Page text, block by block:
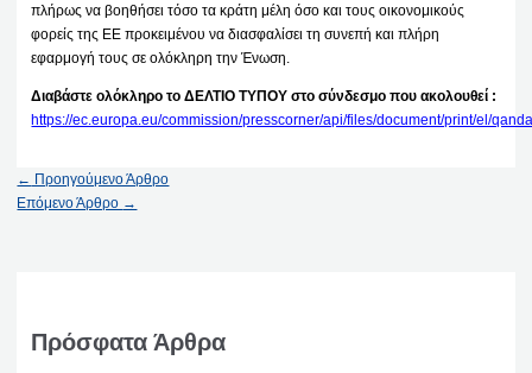
πλήρως να βοηθήσει τόσο τα κράτη μέλη όσο και τους οικονομικούς
φορείς της ΕΕ προκειμένου να διασφαλίσει τη συνεπή και πλήρη
εφαρμογή τους σε ολόκληρη την Ένωση.
Διαβάστε ολόκληρο το ΔΕΛΤΙΟ ΤΥΠΟΥ στο σύνδεσμο που ακολουθεί :
https://ec.europa.eu/commission/presscorner/api/files/document/print/el/
← Προηγούμενο Άρθρο
Επόμενο Άρθρο →
Πρόσφατα Άρθρα